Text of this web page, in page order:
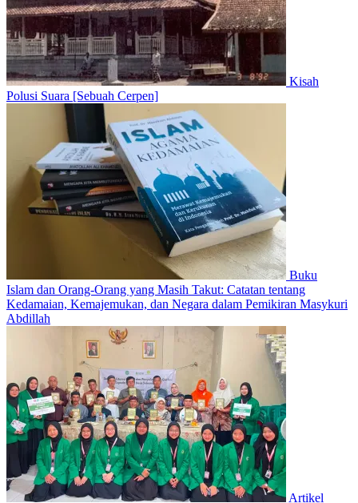
Kisah
Polusi Suara [Sebuah Cerpen]
Buku
Islam dan Orang-Orang yang Masih Takut: Catatan tentang
Kedamaian, Kemajemukan, dan Negara dalam Pemikiran Masykuri
Abdillah
Artikel